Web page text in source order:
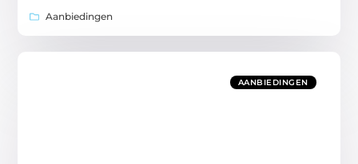
Aanbiedingen
AANBIEDINGEN